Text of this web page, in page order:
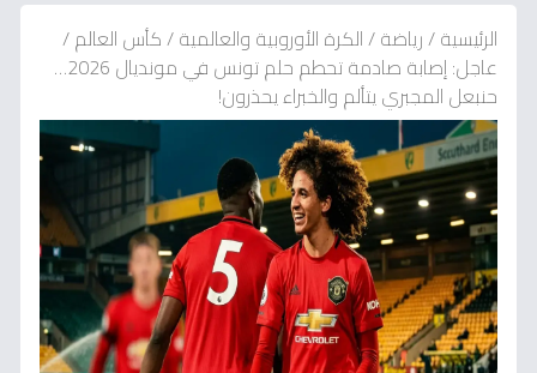
الرئيسية/رياضة/الكرة الأوروبية والعالمية/كأس العالم/
عاجل: إصابة صادمة تحطم حلم تونس في مونديال 2026…
حنبعل المجبري يتألم والخبراء يحذرون!